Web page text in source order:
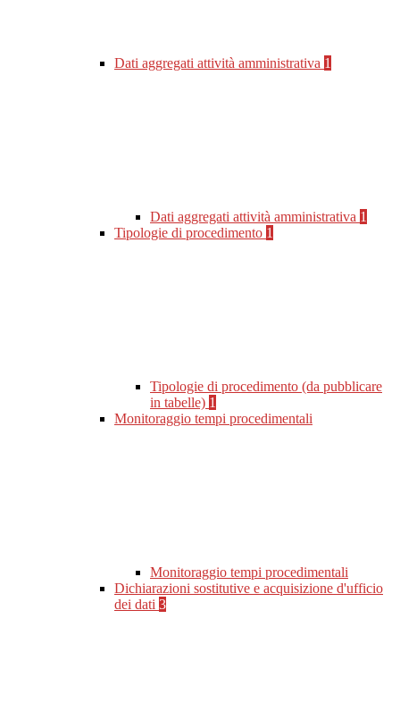
Dati aggregati attività amministrativa 1
Dati aggregati attività amministrativa 1
Tipologie di procedimento 1
Tipologie di procedimento (da pubblicare
in tabelle) 1
Monitoraggio tempi procedimentali
Monitoraggio tempi procedimentali
Dichiarazioni sostitutive e acquisizione d'ufficio
dei dati 3